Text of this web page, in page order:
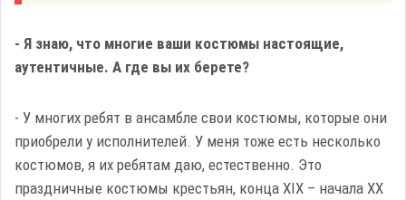
- Я знаю, что многие ваши костюмы настоящие,
аутентичные. А где вы их берете?
- У многих ребят в ансамбле свои костюмы, которые они
приобрели у исполнителей. У меня тоже есть несколько
костюмов, я их ребятам даю, естественно. Это
праздничные костюмы крестьян, конца XIX – начала XX